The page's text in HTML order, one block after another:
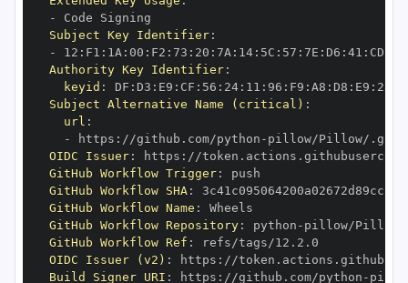
-
Subject Key Identifier:
-
12 : F1 : 1A : 00 : F2 : 73 : 20 : 7A : 14: 5C : 57 : 7E : D6 : 41 : CD
Authority Key Identifier:
keyid : DF : D3 : E9 : CF : 56 : 24: 11 : 96 : F9 : A8 : D8 : E9 : 28
Subject Alternative Name (critical) :
url :
-
https : //github.com/python -
OIDC Issuer: https :
GitHub Workflow Trigger:
GitHub Workflow SHA:
GitHub Workflow Name :
GitHub Workflow Repository: python -
GitHub Workflow Ref :
OIDC Issuer (v2) : https :
Build Signer URI : https : //github.com/python -